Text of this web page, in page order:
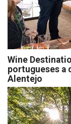
Wine
portugueses a
Alentejo